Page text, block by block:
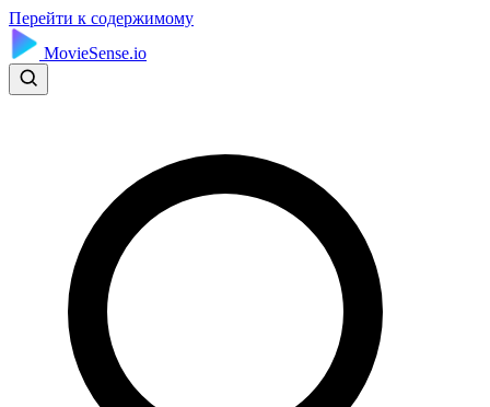
Перейти к содержимому
MovieSense.io